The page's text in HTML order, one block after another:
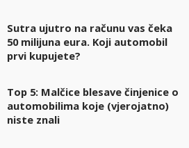
Sutra ujutro na računu vas čeka
50 milijuna eura. Koji automobil
prvi kupujete?
Top 5: Malčice blesave činjenice o
automobilima koje (vjerojatno)
niste znali